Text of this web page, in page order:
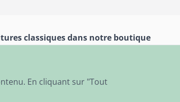
classiques dans notre boutique
En cliquant sur "Tout